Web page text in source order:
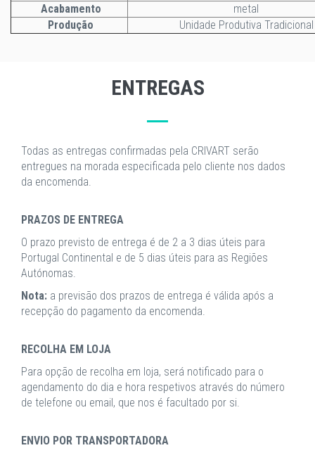
Acabamento
metal
Produção
Unidade Produtiva Tradicional
ENTREGAS
Todas as entregas confirmadas pela CRIVART serão
entregues na morada especificada pelo cliente nos dados
da encomenda.
PRAZOS DE ENTREGA
O prazo previsto de entrega é de 2 a 3 dias úteis para
Portugal Continental e de 5 dias úteis para as Regiões
Autónomas.
Nota: a previsão dos prazos de entrega é válida após a
recepção do pagamento da encomenda.
RECOLHA EM LOJA
Para opção de recolha em loja, será notificado para o
agendamento do dia e hora respetivos através do número
de telefone ou email, que nos é facultado por si.
ENVIO POR TRANSPORTADORA